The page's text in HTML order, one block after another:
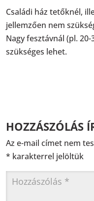
Családi ház tetőknél,
jellemzően nem
Nagy fesztávnál (pl.
szükséges lehet.
HOZZÁSZÓLÁS
Az e-mail címet nem
* karakterrel jelöltük